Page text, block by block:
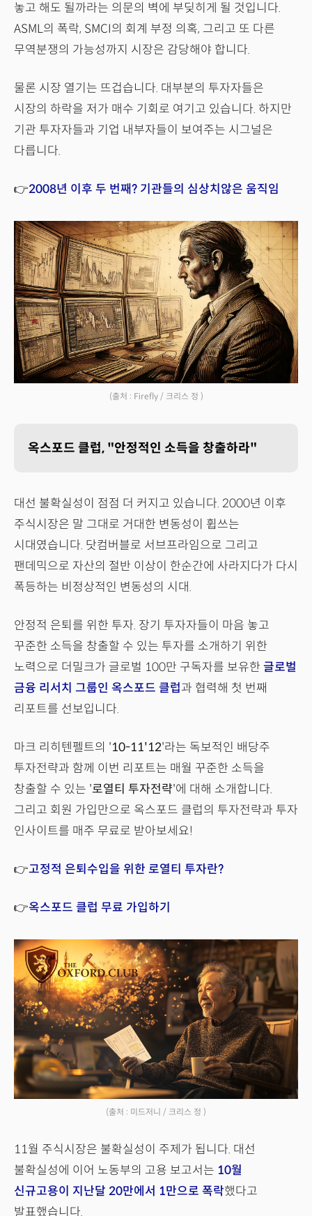
놓고 해도 될까라는 의문의 벽에 부딪히게 될 것입니다.
ASML의 폭락, SMCI의 회계 부정 의혹, 그리고 또 다른
무역분쟁의 가능성까지 시장은 감당해야 합니다.
물론 시장 열기는 뜨겁습니다. 대부분의 투자자들은
시장의 하락을 저가 매수 기회로 여기고 있습니다. 하지만
기관 투자자들과 기업 내부자들이 보여주는 시그널은
다릅니다.
👉2008년 이후 두 번째? 기관들의 심상치않은 움직임
(출처 : Firefly / 크리스 정 )
옥스포드 클럽, "안정적인 소득을 창출하라"
대선 불확실성이 점점 더 커지고 있습니다. 2000년 이후
주식시장은 말 그대로 거대한 변동성이 휩쓰는
시대였습니다. 닷컴버블로 서브프라임으로 그리고
팬데믹으로 자산의 절반 이상이 한순간에 사라지다가 다시
폭등하는 비정상적인 변동성의 시대.
안정적 은퇴를 위한 투자. 장기 투자자들이 마음 놓고
꾸준한 소득을 창출할 수 있는 투자를 소개하기 위한
노력으로 더밀크가 글로벌 100만 구독자를 보유한 글로벌
금융 리서치 그룹인 옥스포드 클럽과 협력해 첫 번째
리포트를 선보입니다.
마크 리히텐펠트의 '10-11'12'라는 독보적인 배당주
투자전략과 함께 이번 리포트는 매월 꾸준한 소득을
창출할 수 있는 '로열티 투자전략'에 대해 소개합니다.
그리고 회원 가입만으로 옥스포드 클럽의 투자전략과 투자
인사이트를 매주 무료로 받아보세요!
👉고정적 은퇴수입을 위한 로열티 투자란?
👉옥스포드 클럽 무료 가입하기
(출처 : 미드저니 / 크리스 정 )
11월 주식시장은 불확실성이 주제가 됩니다. 대선
불확실성에 이어 노동부의 고용 보고서는 10월
신규고용이 지난달 20만에서 1만으로 폭락했다고
발표했습니다.